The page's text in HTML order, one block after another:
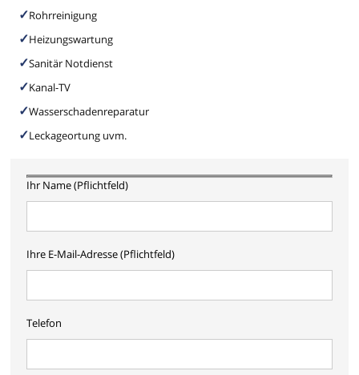
Rohrreinigung
Heizungswartung
Sanitär Notdienst
Kanal-TV
Wasserschadenreparatur
Leckageortung uvm.
Ihr Name (Pflichtfeld)
Ihre E-Mail-Adresse (Pflichtfeld)
Telefon